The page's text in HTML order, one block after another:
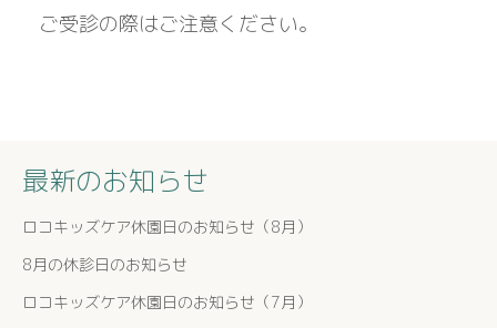
ご受診の際はご注意ください。
最新のお知らせ
ロコキッズケア休園日のお知らせ（8月）
8月の休診日のお知らせ
ロコキッズケア休園日のお知らせ（7月）